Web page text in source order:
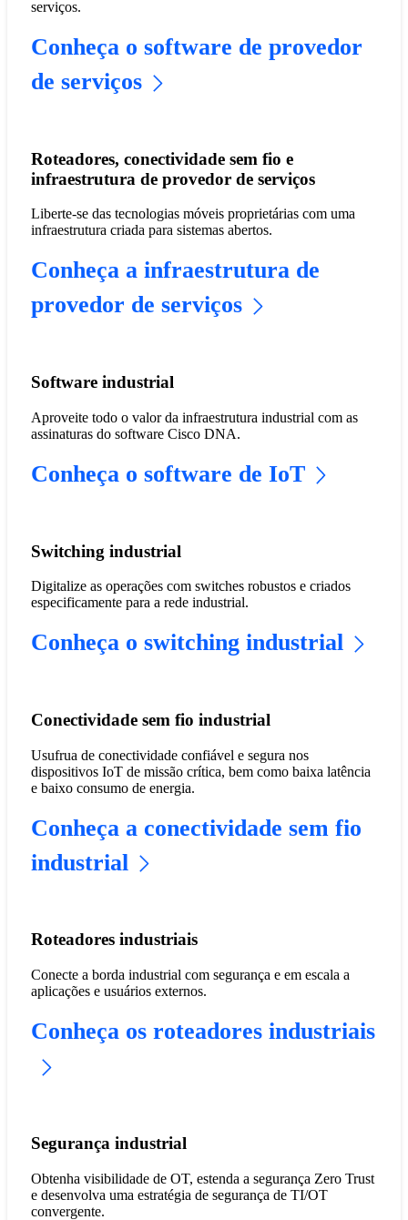
serviços.
Conheça o software de provedor
de serviços
Roteadores, conectividade sem fio e
infraestrutura de provedor de serviços
Liberte-se das tecnologias móveis proprietárias com uma
infraestrutura criada para sistemas abertos.
Conheça a infraestrutura de
provedor de serviços
Software industrial
Aproveite todo o valor da infraestrutura industrial com as
assinaturas do software Cisco DNA.
Conheça o software de IoT
Switching industrial
Digitalize as operações com switches robustos e criados
especificamente para a rede industrial.
Conheça o switching industrial
Conectividade sem fio industrial
Usufrua de conectividade confiável e segura nos
dispositivos IoT de missão crítica, bem como baixa latência
e baixo consumo de energia.
Conheça a conectividade sem fio
industrial
Roteadores industriais
Conecte a borda industrial com segurança e em escala a
aplicações e usuários externos.
Conheça os roteadores industriais
Segurança industrial
Obtenha visibilidade de OT, estenda a segurança Zero Trust
e desenvolva uma estratégia de segurança de TI/OT
convergente.